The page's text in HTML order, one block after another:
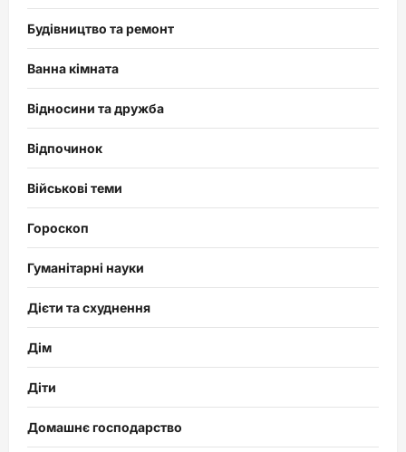
Будівництво та ремонт
Ванна кімната
Відносини та дружба
Відпочинок
Військові теми
Гороскоп
Гуманітарні науки
Дієти та схуднення
Дім
Діти
Домашнє господарство